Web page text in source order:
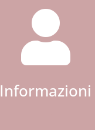

Informazioni